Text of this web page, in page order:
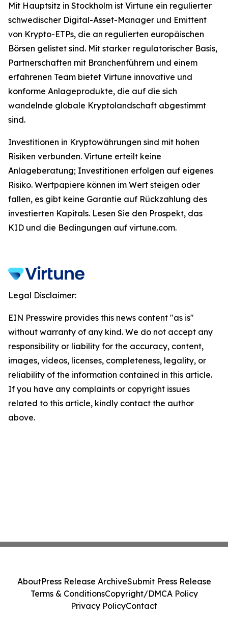
Mit Hauptsitz in Stockholm ist Virtune ein regulierter
schwedischer Digital-Asset-Manager und Emittent
von Krypto-ETPs, die an regulierten europäischen
Börsen gelistet sind. Mit starker regulatorischer Basis,
Partnerschaften mit Branchenführern und einem
erfahrenen Team bietet Virtune innovative und
konforme Anlageprodukte, die auf die sich
wandelnde globale Kryptolandschaft abgestimmt
sind.
Investitionen in Kryptowährungen sind mit hohen
Risiken verbunden. Virtune erteilt keine
Anlageberatung; Investitionen erfolgen auf eigenes
Risiko. Wertpapiere können im Wert steigen oder
fallen, es gibt keine Garantie auf Rückzahlung des
investierten Kapitals. Lesen Sie den Prospekt, das
KID und die Bedingungen auf virtune.com.
Legal Disclaimer:
EIN Presswire provides this news content "as is"
without warranty of any kind. We do not accept any
responsibility or liability for the accuracy, content,
images, videos, licenses, completeness, legality, or
reliability of the information contained in this article.
If you have any complaints or copyright issues
related to this article, kindly contact the author
above.
AboutPress Release ArchiveSubmit Press Release
Terms & ConditionsCopyright/DMCA Policy
Privacy PolicyContact